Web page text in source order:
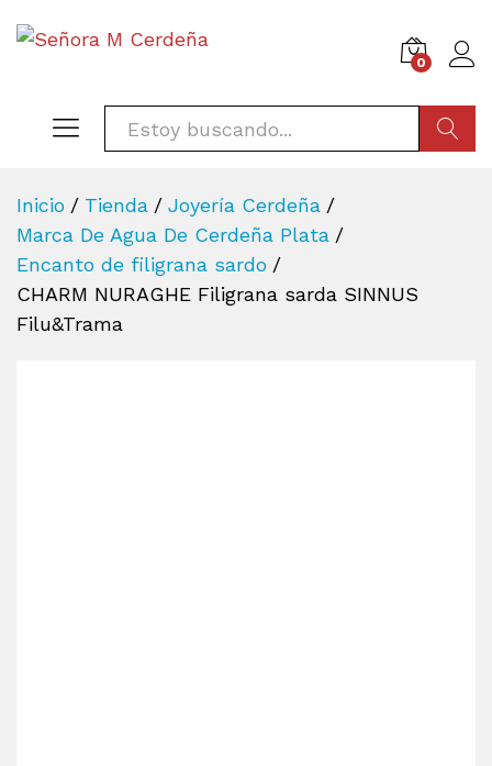
0
Inicio / Tienda / Joyería Cerdeña /
Marca De Agua De Cerdeña Plata /
Encanto de filigrana sardo /
CHARM NURAGHE Filigrana sarda SINNUS
Filu&Trama